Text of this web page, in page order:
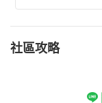
社區攻略